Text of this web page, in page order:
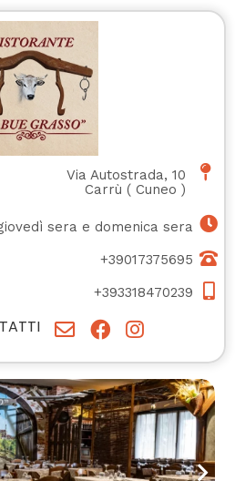
Via Autostrada, 10
Carrù ( Cuneo )
sera e domenica sera
+39017375695
+393318470239